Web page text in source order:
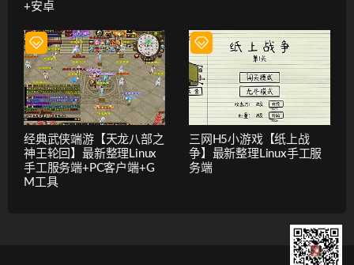
+安卓
经典武侠端游【天龙八部之
神王轮回】最新整理Linux
手工服务端+PC客户端+G
M工具
三网H5小游戏【纸上战
争】最新整理Linux手工服
务端